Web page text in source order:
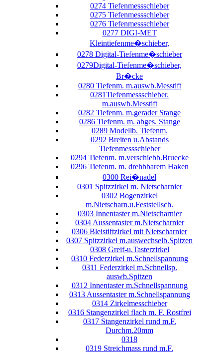
0274 Tiefenmessschieber
0275 Tiefenmessschieber
0276 Tiefenmessschieber
0277 DIGI-MET
Kleintiefenme�schieber,
0278 Digital-Tiefenme�schieber
0279Digital-Tiefenme�schieber,
Br�cke
0280 Tiefenm. m.auswb.Messtift
0281Tiefenmessschieber.
m.auswb.Messtift
0282 Tiefenm. m.gerader Stange
0286 Tiefenm. m. abges. Stange
0289 Modellb. Tiefenm.
0292 Breiten u.Abstands
Tiefenmessschieber
0294 Tiefenm. m.verschiebb.Bruecke
0296 Tiefenm. m. drehbbarem Haken
0300 Rei�nadel
0301 Spitzzirkel m. Nietscharnier
0302 Bogenzirkel
m.Nietscharn.u.Feststellsch.
0303 Innentaster m.Nietscharnier
0304 Aussentaster m.Nietscharnier
0306 Bleistiftzirkel mit Nietscharnier
0307 Spitzzirkel m.auswechselb.Spitzen
0308 Greif-u.Tasterzirkel
0310 Federzirkel m.Schnellspannung
0311 Federzirkel m.Schnellsp.
auswb.Spitzen
0312 Innentaster m.Schnellspannung
0313 Aussentaster m.Schnellspannung
0314 Zirkelmesschieber
0316 Stangenzirkel flach m. F. Rostfrei
0317 Stangenzirkel rund m.F.
Durchm.20mm
0318
0319 Streichmass rund m.F.